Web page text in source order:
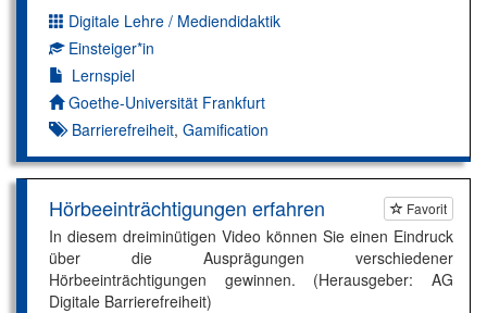
Dimension:
Digitale Lehre / Mediendidaktik
Kompetenzniveau:
Einsteiger*in
Lernspiel
Autor*in:
Goethe-Universität Frankfurt
Barrierefreiheit, Gamification
Favorit
Hörbeeinträchtigungen erfahren
In diesem dreiminütigen Video können Sie einen Eindruck
über die Ausprägungen verschiedener
Hörbeeinträchtigungen gewinnen. (Herausgeber: AG
Digitale Barrierefreiheit)